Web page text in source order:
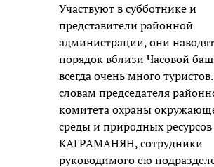
Участвуют в субботнике и
представители районной
администрации, они наводят
порядок вблизи Часовой
всегда очень много
словам председателя
комитета охраны
среды и природных
КАГРАМАНЯН, сотрудники
руководимого ею